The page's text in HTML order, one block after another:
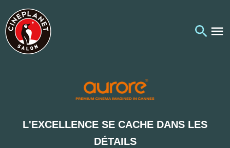
L'EXCELLENCE SE CACHE DANS LES
DÉTAILS